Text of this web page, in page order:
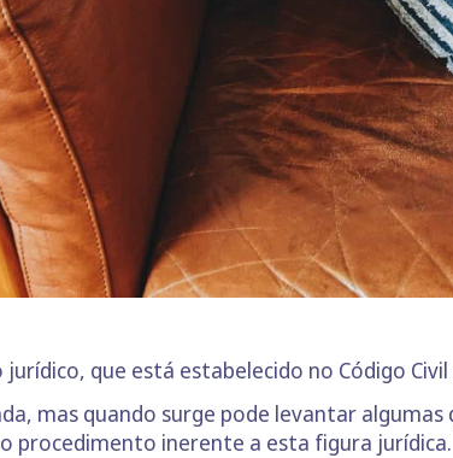
que está estabelecido no Código
mas quando surge pode levantar
procedimento inerente a esta figura jurídica.